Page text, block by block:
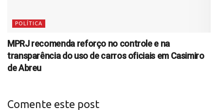
POLÍTICA
MPRJ recomenda reforço no controle e na
transparência do uso de carros oficiais em Casimiro
de Abreu
Comente este post